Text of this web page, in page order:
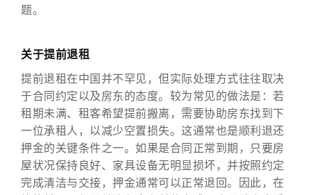
题。
关于提前退租
提前退租在中国并不罕见，但实际处理方式往往取决
于合同约定以及房东的态度。较为常见的做法是：若
租期未满、租客希望提前搬离，需要协助房东找到下
一位承租人，以减少空置损失。这通常也是顺利退还
押金的关键条件之一。如果是合同正常到期，只要房
屋状况保持良好、家具设备无明显损坏，并按照约定
完成清洁与交接，押金通常可以正常退回。因此，在